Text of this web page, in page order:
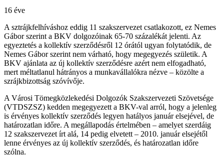
16 éve
A sztrájkfelhíváshoz eddig 11 szakszervezet csatlakozott, ez Nemes
Gábor szerint a BKV dolgozóinak 65-70 százalékát jelenti. Az
egyeztetés a kollektív szerződésről 12 órától ugyan folytatódik, de
Nemes Gábor szerint nem várható, hogy megegyezés születik. A
BKV ajánlata az új kollektív szerződésre azért nem elfogadható,
mert méltatlanul hátrányos a munkavállalókra nézve – közölte a
szrájkbizottság szóvívője.
A Városi Tömegközlekedési Dolgozók Szakszervezeti Szövetsége
(VTDSZSZ) kedden megegyezett a BKV-val arról, hogy a jelenleg
is érvényes kollektív szerződés legyen hatályos január elsejével, de
határozatlan időre. A megállapodás értelmében – amelyet szerdáig
12 szakszervezet írt alá, 14 pedig elvetett – 2010. január elsejétől
lenne érvényes az új kollektív szerződés, és határozatlan időre
szólna.